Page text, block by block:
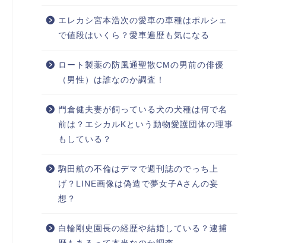
エレカシ宮本浩次の愛車の車種はポルシェ
で値段はいくら？愛車遍歴も気になる
ロート製薬の防風通聖散CMの男前の俳優
（男性）は誰なのか調査！
門倉健夫妻が飼っている犬の犬種は何で名
前は？エシカルKという動物愛護団体の理事
もしている？
駒田航の不倫はデマで週刊誌のでっち上
げ？LINE画像は偽造で夢女子Aさんの妄
想？
白輪剛史園長の経歴や結婚している？逮捕